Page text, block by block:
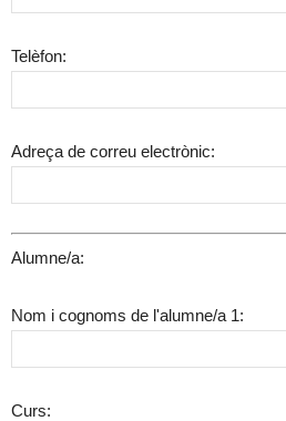
Telèfon:
Adreça de correu electrònic:
Alumne/a:
Nom i cognoms de l'alumne/a 1:
Curs: